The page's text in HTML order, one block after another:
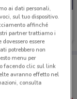
5.3 km
te!
negozi vicino a te,
comodamente
ai dati personali,
sul tuo dispositivo.
affinché
partner trattiamo i
essere
potrebbero non
menu per
facendo clic sul link
avranno effetto nel
consulta